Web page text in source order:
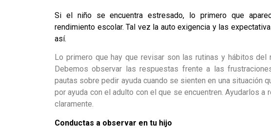
Si el niño se encuentra estresado, lo primero que
rendimiento escolar. Tal vez la auto exigencia y las
así.
Lo primero que hay que revisar son las rutinas y hábitos del
Debemos observar las respuestas frente a las
pautas sobre pedir ayuda cuando se sienten en una situación
por ayuda con el adulto con el que se encuentren. Ayudarlos a
claramente.
Conductas a observar en tu hijo